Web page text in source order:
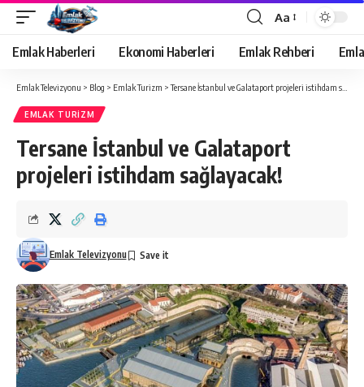
Yazı
Tipi
Boyutlandırıcı
Aa
Emlak Haberleri Ekonomi Haberleri Emlak Rehberi
Emlak Televizyonu > Blog > Emlak Turizm >Tersane İstanbul ve Galataport projeleri istihdam sağlayacak!
EMLAK TURIZM
Tersane İstanbul ve Galataport
projeleri istihdam sağlayacak!
Emlak Televizyonu